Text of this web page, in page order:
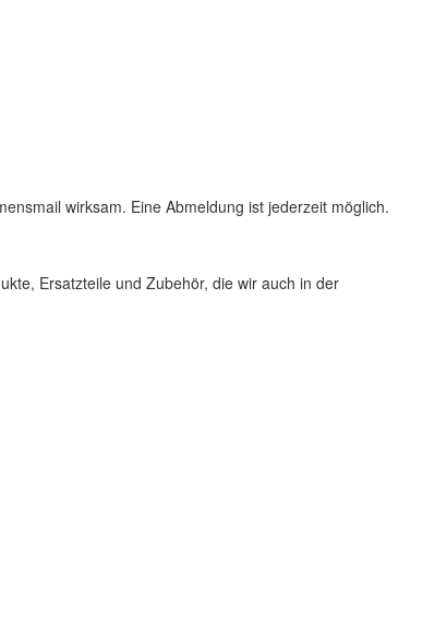
wirksam. Eine Abmeldung ist jederzeit möglich.
Ersatzteile und Zubehör, die wir auch in der